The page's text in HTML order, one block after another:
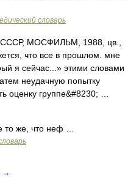
словарь
МОСФИЛЬМ, 1988, цв.,
что все в прошлом. мне
я сейчас...» этими словами
неудачную попытку
оценку группе&#8230; …
то же, что неф …
→